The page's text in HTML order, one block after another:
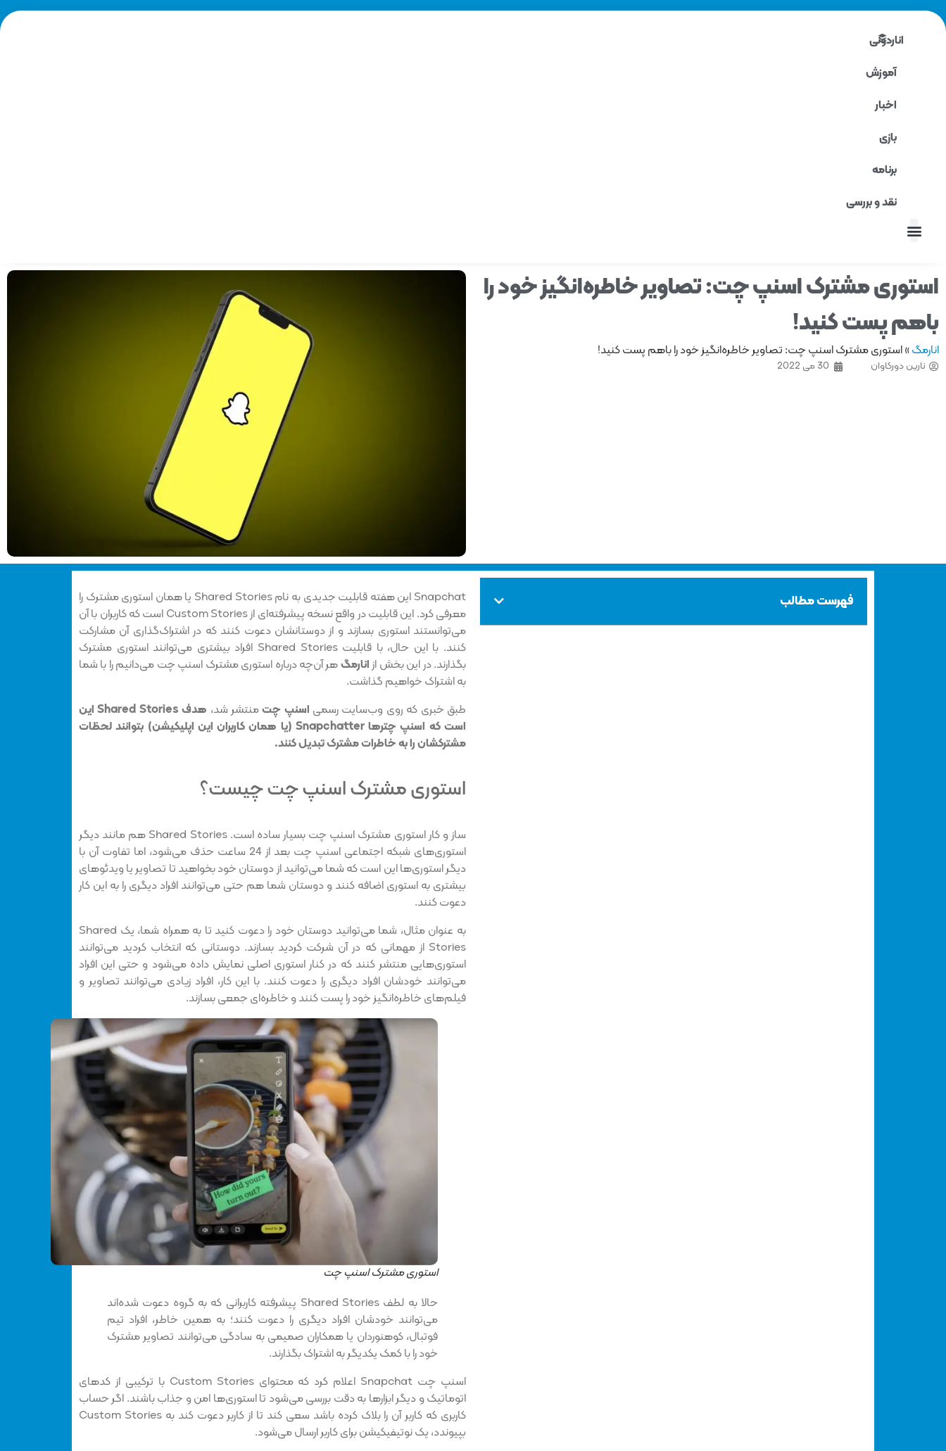
اناردونی
آموزش
اخبار
بازی
برنامه
نقد و بررسی
استوری مشترک اسنپ چت: تصاویر خاطره‌انگیز خود را
باهم پست کنید!
انارمگ»استوری مشترک اسنپ چت: تصاویر خاطره‌انگیز خود را باهم پست کنید!
نارین دورکاوان 30 می 2022
فهرست مطالب
Snapchat این هفته قابلیت جدیدی به نام Shared Stories یا همان استوری مشترک را
معرفی کرد. این قابلیت در واقع نسخه‌ پیشرفته‌ای از Custom Stories است که کاربران با آن
می‌توانستند استوری‌ بسازند و از دوستانشان دعوت کنند که در اشتراک‌گذاری آن مشارکت
کنند. با این حال، با قابلیت Shared Stories افراد بیشتری می‌توانند استوری مشترک
بگذارند. در این بخش از انارمگهر آن‌چه درباره‌ استوری مشترک اسنپ چت می‌دانیم را با شما
به اشتراک خواهیم گذاشت.
طبق خبری که روی وب‌سایت رسمی اسنپ چتمنتشر شد،
هدف Shared Stories این
است که اسنپ چترها Snapchatter (یا همان کاربران این اپلیکیشن) بتوانند لحظات
مشترکشان را به خاطرات مشترک تبدیل کنند.
استوری مشترک اسنپ چت چیست؟
ساز و کار استوری مشترک اسنپ چت بسیار ساده است. Shared Stories هم مانند دیگر
استوری‌های شبکه اجتماعی اسنپ چت بعد از 24 ساعت حذف می‌شود، اما تفاوت آن با
دیگر استوری‌ها این است که شما می‌توانید از دوستان خود بخواهید تا تصاویر یا ویدئوهای
بیشتری به استوری اضافه کنند و دوستان شما هم حتی می‌توانند افراد دیگری را به این کار
دعوت کنند.
به عنوان مثال، شما می‌توانید دوستان خود را دعوت کنید تا به همراه شما، یک Shared
Stories از مهمانی که در آن شرکت کردید بسازند. دوستانی که انتخاب کردید می‌توانند
استوری‌هایی منتشر کنند که در کنار استوری اصلی نمایش داده می‌شود و حتی این افراد
می‌توانند خودشان افراد دیگری را دعوت کنند. با این کار، افراد زیادی می‌توانند تصاویر و
فیلم‌های خاطره‌انگیز خود را پست کنند و خاطره‌ای جمعی بسازند.
استوری مشترک اسنپ چت
حالا به لطف Shared Stories پیشرفته کاربرانی که به گروه دعوت شده‌اند
می‌توانند خودشان افراد دیگری را دعوت کنند؛ به همین خاطر، افراد تیم
فوتبال، کوهنوردان یا همکاران صمیمی به سادگی می‌توانند تصاویر مشترک
خود را با کمک یکدیگر به اشتراک بگذارند.
اسنپ چت Snapchat اعلام کرد که محتوای Custom Stories با ترکیبی از کدهای
اتوماتیک و دیگر ابزارها به دقت بررسی می‌شود تا استوری‌ها امن و جذاب باشند. اگر حساب
کاربری‌ که کاربر آن را بلاک کرده باشد سعی کند تا از کاربر دعوت کند به Custom Stories
بپیوندد، یک نوتیفیکیشن برای کاربر ارسال می‌شود.